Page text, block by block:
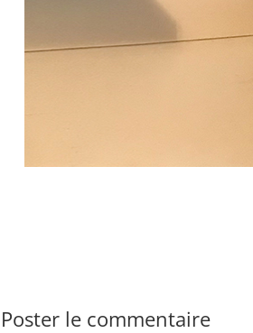
Poster le commentaire